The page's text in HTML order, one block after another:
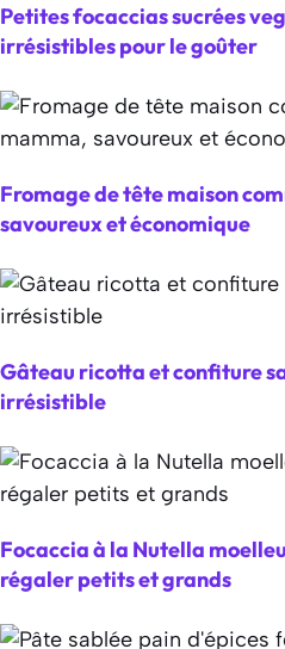
Petites focaccias sucrées
irrésistibles pour le goûter
Fromage de tête maison
savoureux et économique
Gâteau ricotta et confiture
irrésistible
Focaccia à la Nutella
régaler petits et grands